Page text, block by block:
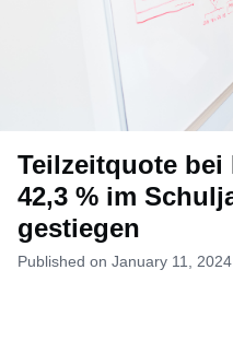
Teilzeitquote
42,3 % im
gestiegen
Published on January 11, 2024